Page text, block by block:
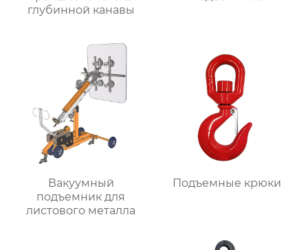
глубинной канавы
Вакуумный
подъемник для
листового металла
Подъемные крюки